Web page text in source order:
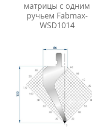
матрицы с одним
ручьем Fabmax-
WSD1014